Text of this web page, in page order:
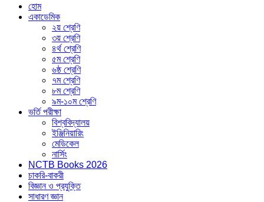
হোম
একাডেমিক
২য় শ্রেণি
৩য় শ্রেণি
৪র্থ শ্রেণি
৫ম শ্রেণি
৬ষ্ঠ শ্রেণি
৭ম শ্রেণি
৮ম শ্রেণি
৯ম-১০ম শ্রেণি
ভর্তি পরীক্ষা
বিশ্ববিদ্যালয়
ইঞ্জিনিয়ারিং
মেডিকেল
নার্সিং
NCTB Books 2026
চাকরি-বাকরী
বিজ্ঞান ও প্রযুক্তি
সাধারণ জ্ঞান